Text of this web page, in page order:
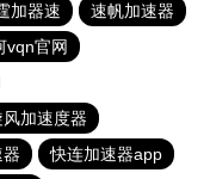
加器速
速帆加速器
vqn官网
风加速度器
快连加速器app